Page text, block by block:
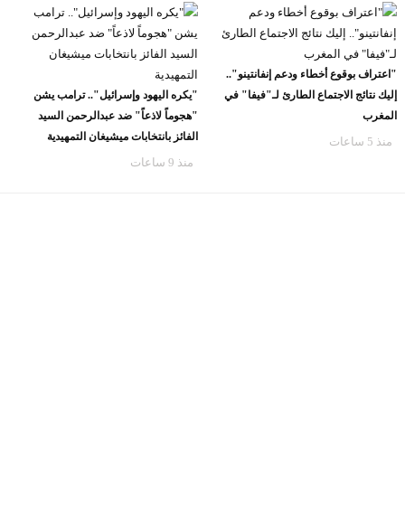
"اعتراف بوقوع أخطاء ودعم إنفانتينو"..
إليك نتائج الاجتماع الطارئ لـ"فيفا" في
المغرب
منذ 5 ساعات
"يكره اليهود وإسرائيل".. ترامب يشن
"هجوماً لاذعاً" ضد عبدالرحمن السيد
الفائز بانتخابات ميشيغان التمهيدية
منذ 9 ساعات